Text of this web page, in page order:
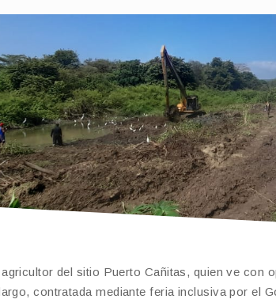
del sitio Puerto Cañitas, quien ve con
contratada mediante feria inclusiva por el